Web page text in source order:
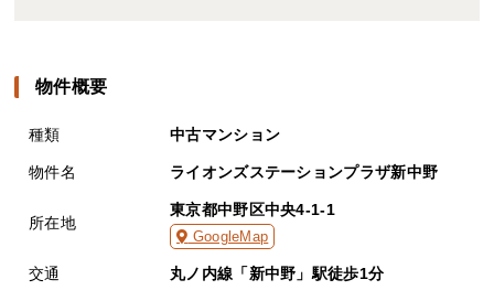
物件概要
種類 中古マンション
物件名 ライオンズステーションプラザ新中野
所在地
東京都中野区中央4-1-1
GoogleMap
交通 丸ノ内線「新中野」駅徒歩1分